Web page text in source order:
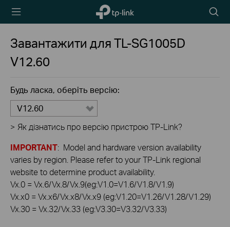
TP-Link,
Reliably
Пошук
Завантажити дляTL-SG1005D
V12.60
Будь ласка, оберіть версію:
V12.60
> Як дізнатись про версію пристрою TP-Link?
IMPORTANT: Model and hardware version availability
varies by region. Please refer to your TP-Link regional
website to determine product availability.
Vx.0 = Vx.6/Vx.8/Vx.9(eg:V1.0=V1.6/V1.8/V1.9)
Vx.x0 = Vx.x6/Vx.x8/Vx.x9 (eg:V1.20=V1.26/V1.28/V1.29)
Vx.30 = Vx.32/Vx.33 (eg:V3.30=V3.32/V3.33)